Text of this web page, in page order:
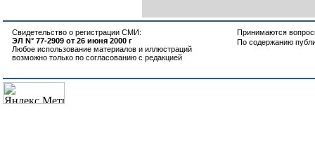
Свидетельство о регистрации СМИ:
ЭЛ N° 77-2909 от 26 июня 2000 г
Любое использование материалов и иллюстраций
возможно только по согласованию с редакцией
Принимаются
По содержанию